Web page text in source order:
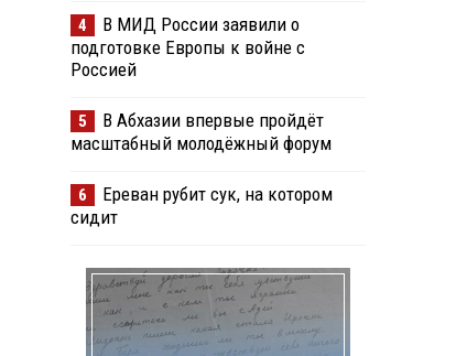
4
В МИД России заявили о
подготовке Европы к войне с
Россией
5
В Абхазии впервые пройдёт
масштабный молодёжный форум
6
Ереван рубит сук, на котором
сидит